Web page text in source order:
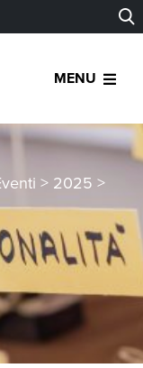
MENU
> 2025 >